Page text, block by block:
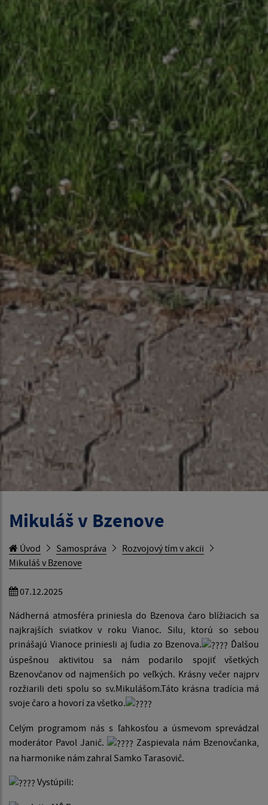
Mikuláš v Bzenove
Úvod Samospráva
Rozvojový tím v akcii
Mikuláš v Bzenove
07.12.2025
Nádherná atmosféra priniesla do Bzenova čaro blížiacich sa
najkrajších sviatkov v roku Vianoc. Silu, ktorú so sebou
prinášajú Vianoce priniesli aj ľudia zo Bzenova.
Ďalšou
úspešnou aktivitou sa nám podarilo spojiť všetkých
Bzenovčanov od najmenších po veľkých. Krásny večer najprv
rozžiarili deti spolu so sv.Mikulášom.Táto krásna tradícia má
svoje čaro a hovorí za všetko.
Celým programom nás s ľahkosťou a úsmevom sprevádzal
moderátor Pavol Janič.
Zaspievala nám Bzenovčanka,
na harmonike nám zahral Samko Tarasovič.
Vystúpili: